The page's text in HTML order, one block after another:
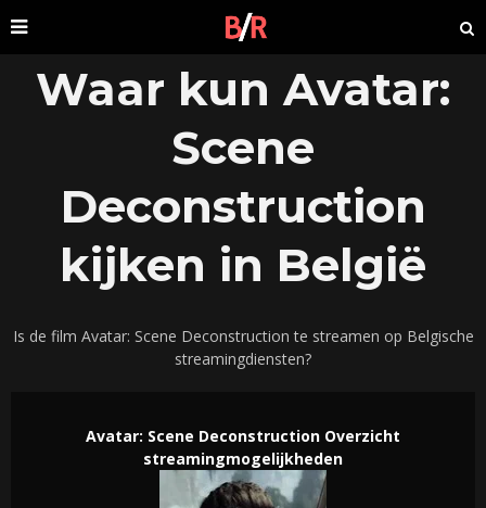
Waar kun Avatar:
Scene
Deconstruction
kijken in België
Is de film Avatar: Scene Deconstruction te streamen op Belgische
streamingdiensten?
Avatar: Scene Deconstruction Overzicht
streamingmogelijkheden